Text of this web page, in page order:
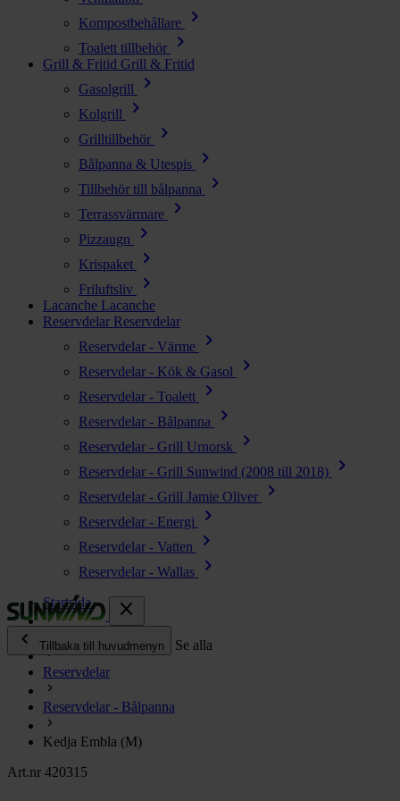
Kompostbehållare chevron_right
Toalett tillbehör chevron_right
Grill & Fritid Grill & Fritid
Gasolgrill
chevron_right
Kolgrill chevron_right
Grilltillbehör chevron_right
Bålpanna & Utespis chevron_right
Tillbehör till bålpanna chevron_right
Terrassvärmare chevron_right
Pizzaugn chevron_right
Krispaket chevron_right
Friluftsliv chevron_right
Lacanche Lacanche
Reservdelar Reservdelar
Reservdelar - Värme
chevron_right
Reservdelar - Kök & Gasol chevron_right
Reservdelar - Toalett chevron_right
Reservdelar - Bålpanna chevron_right
Reservdelar - Grill Urnorsk chevron_right
Reservdelar - Grill Sunwind (2008 till 2018) chevron_right
Reservdelar - Grill Jamie Oliver chevron_right
Reservdelar - Energi chevron_right
Reservdelar - Vatten chevron_right
Reservdelar - Wallas
chevron_right
close
chevron_left
Tillbaka till huvudmenyn Se alla
Energi chevron_right
Kök & Gasol chevron_right
Värme chevron_right
Vatten
Startsida
Reservdelar
Reservdelar - Bålpanna
Kedja Embla (M)
Art.nr 420315